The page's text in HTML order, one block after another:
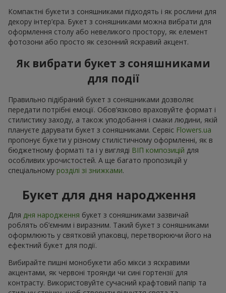
Компактні букети з соняшниками підходять і як рослини для
декору інтер’єра. Букет з соняшниками можна вибрати для
оформлення столу або невеликого простору, як елемент
фотозони або просто як сезонний яскравий акцент.
Як вибрати букет з соняшниками
для події
Правильно підібраний букет з соняшниками дозволяє
передати потрібні емоції. Обов’язково враховуйте формат і
стилистику заходу, а також уподобання і смаки людини, якій
плануєте дарувати букет з соняшниками. Сервіс Flowers.ua
пропонує букети у різному стилістичному оформленні, як в
бюджетному форматі та і у вигляді ВІП композицій для
особливих урочистостей. А ще багато пропозицій у
спеціальному розділі зі знижками.
Букет для дня народження
Для дня народження букет з соняшниками зазвичай
роблять об’ємним і виразним. Такий букет з соняшниками
оформлюють у святковій упаковці, перетворюючи його на
ефектний букет для події.
Вибирайте пишні монобукети або мікси з яскравими
акцентами, як червоні троянди чи сині гортензії для
контрасту. Використовуйте сучасний крафтовий папір та